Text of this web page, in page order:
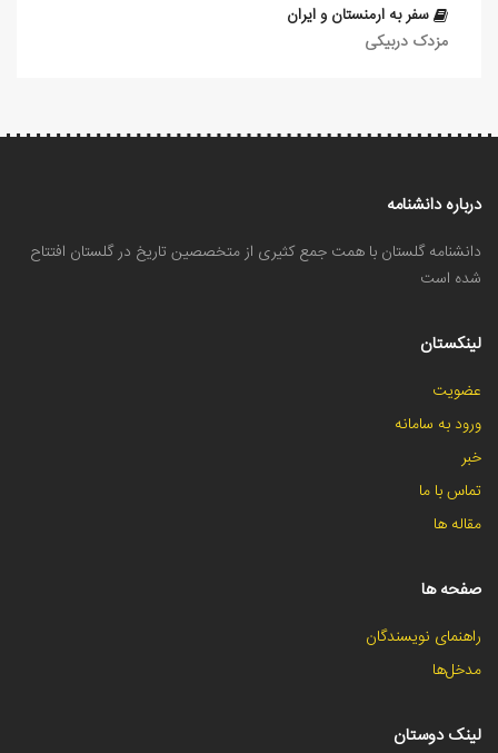
سفر به ارمنستان و ایران
مزدک دربیکی
درباره دانشنامه
دانشنامه گلستان با همت جمع کثیری از متخصصین تاریخ در گلستان افتتاح
شده است
لینکستان
عضویت
ورود به سامانه
خبر
تماس با ما
مقاله ها
صفحه ها
راهنمای نویسندگان
مدخل‌ها
لینک دوستان